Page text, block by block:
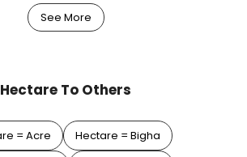
Acre = Square Yard
See More
Hectare To Others
= Acre
Hectare = Bigha